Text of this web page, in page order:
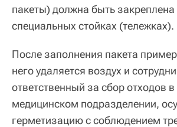
пакеты) должна быть закреплена
специальных стойках (тележках).
После заполнения пакета
него удаляется воздух и
ответственный за сбор отходов
медицинском подразделении,
герметизацию с соблюдением